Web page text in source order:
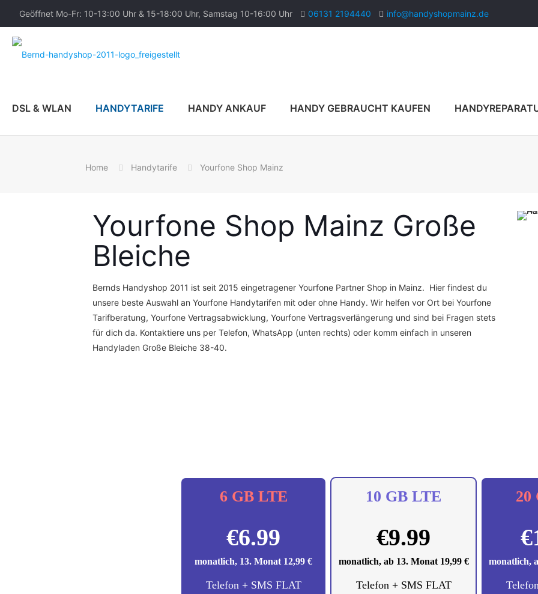
Geöffnet Mo-Fr: 10-13:00 Uhr & 15-18:00 Uhr, Samstag 10-16:00 Uhr 06131 2194440 info@handyshopmainz.de
DSL & WLAN HANDYTARIFE HANDY ANKAUF HANDY GEBRAUCHT KAUFEN
Home Handytarife Yourfone Shop Mainz
Yourfone Shop Mainz Große
Bleiche
Bernds Handyshop 2011 ist seit 2015 eingetragener Yourfone Partner Shop in Mainz. Hier findest du
unsere beste Auswahl an Yourfone Handytarifen mit oder ohne Handy. Wir helfen vor Ort bei Yourfone
Tarifberatung, Yourfone Vertragsabwicklung, Yourfone Vertragsverlängerung und sind bei Fragen stets
für dich da. Kontaktiere uns per Telefon, WhatsApp (unten rechts) oder komm einfach in unseren
Handyladen Große Bleiche 38-40.
6 GB LTE
€6.99
monatlich, 13. Monat 12,99 €
Telefon + SMS FLAT
10 GB LTE
€9.99
monatlich, ab 13. Monat 19,99 €
Telefon + SMS FLAT
20
€
monatlich,